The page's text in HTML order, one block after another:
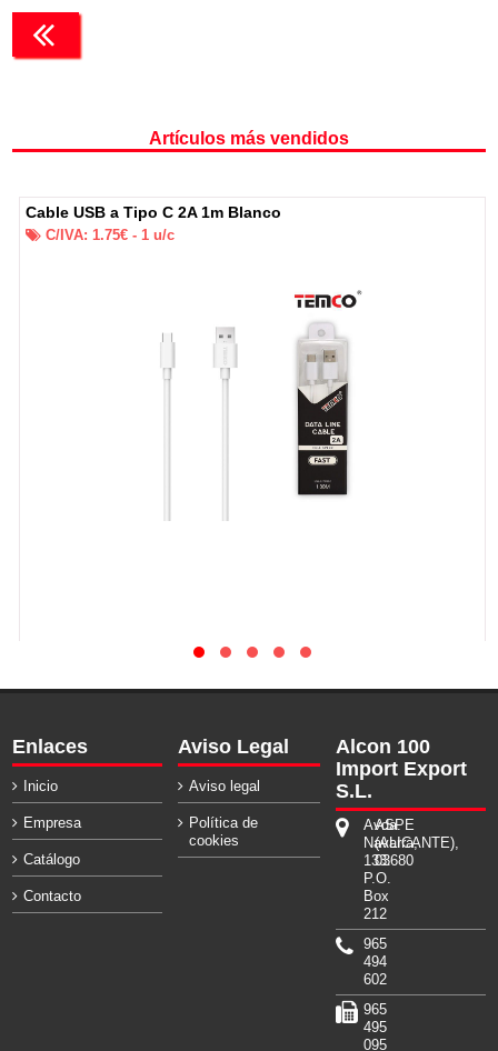
Artículos más vendidos
Cable USB a Tipo C 2A 1m Blanco
C/IVA: 1.75€ - 1u/c
Enlaces
Inicio
Empresa
Catálogo
Contacto
Aviso Legal
Aviso legal
Política de
cookies
Alcon 100
Import Export
S.L.
Avda.
Navarra,
133.
P.O.
Box
212
ASPE
(ALICANTE),
03680
965
494
602
965
495
095